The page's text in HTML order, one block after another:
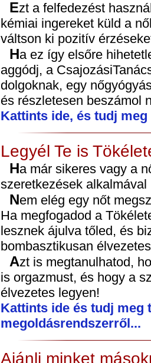
Ezt a felfedezést
kémiai ingereket küld a
váltson ki pozitív
Ha ez így elsőre hihetetlenül hangzik is számodra, ne
aggódj, a
dolgoknak, egy
és részletesen beszámol
Kattints ide, és tudj
Legyél Te is
Ha már sikeres vagy a nők elcsábításában, ideje, hogy a
szeretkezések
Nem elég egy nőt megszerezni, de meg is kell tudni tartani!
Ha megfogadod a
lesznek ájulva tőled, és
bombasztikusan
Azt is megtanulhatod, hogyan érj el többször egymás után
is orgazmust, és hogy a
élvezetes legyen!
Kattints ide és tudj meg
megoldásrendszerről...
Ajánlj minket